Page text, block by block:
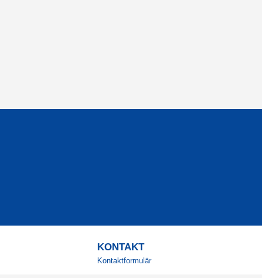
KONTAKT
Kontaktformulär